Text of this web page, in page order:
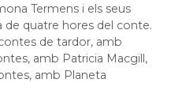
Termens i els seus
de quatre hores del conte.
de tardor, amb
amb Patricia Macgill,
amb Planeta